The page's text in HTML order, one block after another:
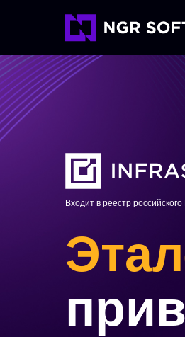
Входит в реестр